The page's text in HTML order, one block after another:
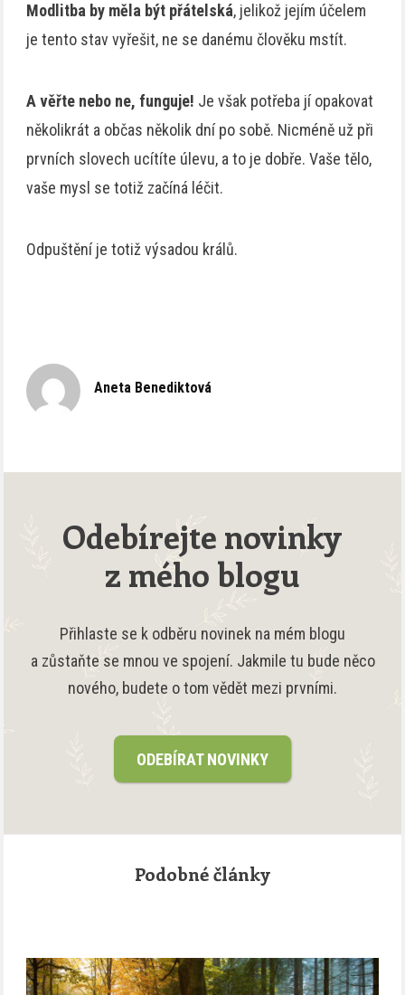
Modlitba by měla být přátelská, jelikož jejím účelem
je tento stav vyřešit, ne se danému člověku mstít.
A věřte nebo ne, funguje! Je však potřeba jí opakovat
několikrát a občas několik dní po sobě. Nicméně už při
prvních slovech ucítíte úlevu, a to je dobře. Vaše tělo,
vaše mysl se totiž začíná léčit.
Odpuštění je totiž výsadou králů.
Aneta Benediktová
Odebírejte novinky
z mého blogu
Přihlaste se k odběru novinek na mém blogu
a zůstaňte se mnou ve spojení. Jakmile tu bude něco
nového, budete o tom vědět mezi prvními.
ODEBÍRAT NOVINKY
Podobné články